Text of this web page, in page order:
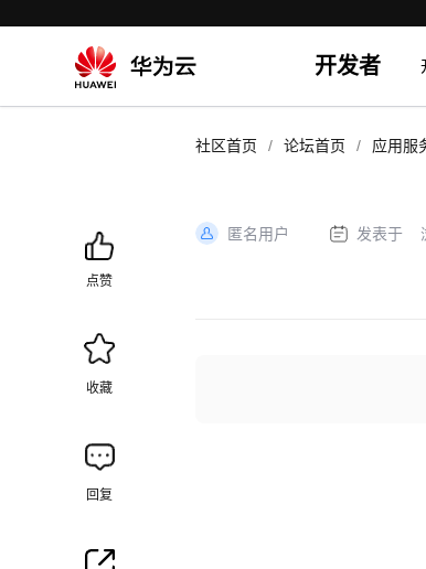
开发者
社区首页 / 论坛首页 / 应用服
点赞
收藏
回复
匿名用户 发表于